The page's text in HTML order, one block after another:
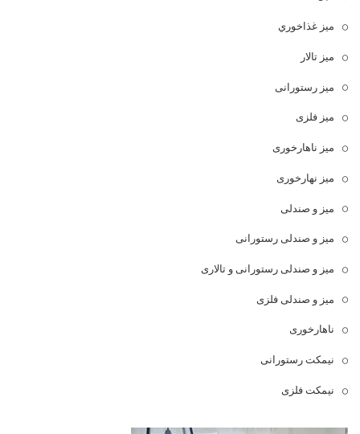
ميز غذاخوري
میز تالار
میز رستورانی
میز فلزی
میز ناهارخوری
میز نهارخوری
میز و صندلی
میز و صندلی رستورانی
میز و صندلی رستورانی و تالاری
میز و صندلی فلزی
ناهارخوری
نیمکت رستورانی
نیمکت فلزی